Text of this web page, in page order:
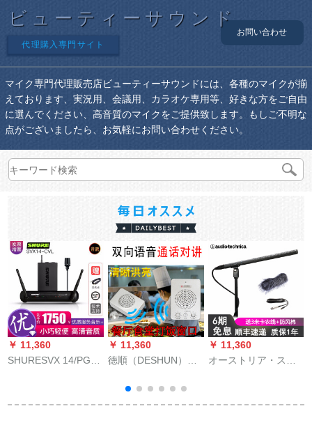
ビューティーサウンド
代理購入専門サイト
お問い合わせ
マイク専門代理販売店ビューティーサウンドには、各種のマイクが揃
えております、実況用、会議用、カラオケ専用等、好きな方をご自由
に選んでください、高音質のマイクをご提供致します。もしご不明な
点がございましたら、お気軽にお問い合わせください。
￥ 11,360
SHURESVX 14/PGA
无线电子メック
￥ 11,360
徳順（DESHUN）料
バースタッドシェフ
食堂食事代所拡大音
￥ 11,360
オーストリア・ステ
フレコーディング·マ